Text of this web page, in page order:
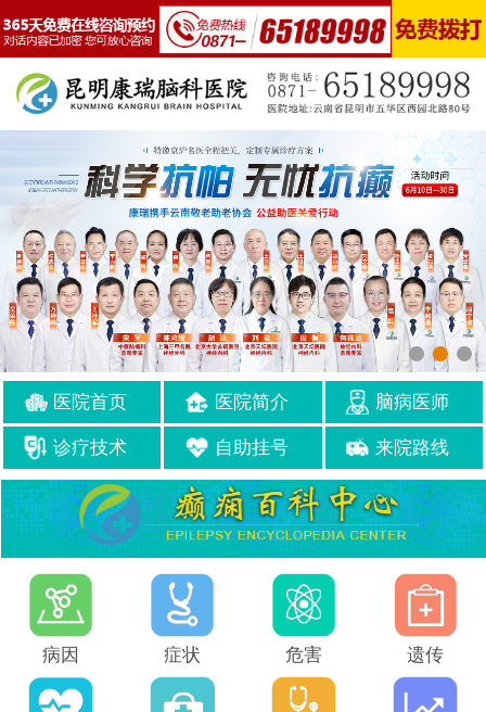
医院首页 医院简介 脑病医师
诊疗技术 自助挂号 来院路线
病因 症状 危害 遗传